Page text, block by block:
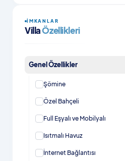
İMKANLAR
VillaÖzellikleri
Genel Özellikler
Şömine
Özel Bahçeli
Full Eşyalı ve Mobilyalı
Isıtmalı Havuz
İnternet Bağlantısı